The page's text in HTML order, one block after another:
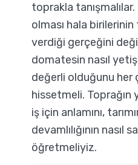
toprakla
olması hala
verdiği gerçeğini
domatesin nasıl
değerli olduğunu her
hissetmeli. Toprağın
iş için anlamını,
devamlılığının nasıl
öğretmeliyiz.